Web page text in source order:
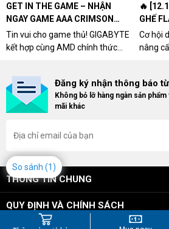
GET IN THE GAME – NHẬN
NGAY GAME AAA CRIMSON
DESERT CÙNG GIGABYTE &
AMD
Tin vui cho game thủ! GIGABYTE
kết hợp cùng AMD chính thức
khách hàng sở hữu VGA Radeon
RX 9070 / RX 9070 XT.
🔥
GHẾ
CƠ XỊN
Cơ hội
nâng
dòng
bạn sẽ
Đăng ký nhận thông báo từ
Không bỏ lỡ hàng ngàn sản
mãi khác
THÔNG TIN CHUNG
QUY ĐỊNH VÀ CHÍNH SÁCH
So sánh (1)